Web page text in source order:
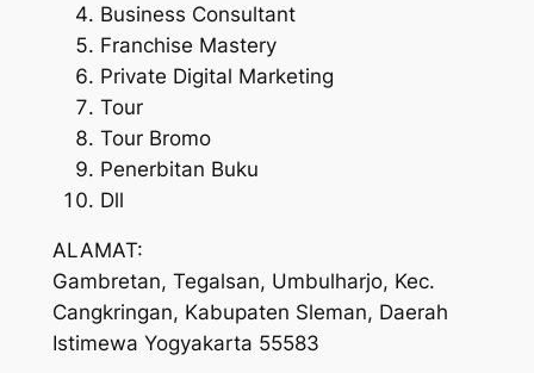
Business Consultant
Franchise Mastery
Private Digital Marketing
Tour
Tour Bromo
Penerbitan Buku
Dll
ALAMAT:
Gambretan, Tegalsan, Umbulharjo, Kec.
Cangkringan, Kabupaten Sleman, Daerah
Istimewa Yogyakarta 55583